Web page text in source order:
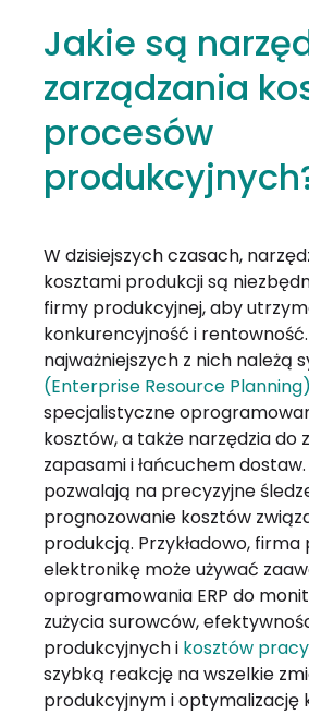
Jakie są
zarządzania
procesów
W dzisiejszych czasach,
kosztami produkcji są
firmy produkcyjnej, aby
konkurencyjność i
najważniejszych z nich należą
(Enterprise Resource Planning)
specjalistyczne
kosztów, a także narzędzia do
zapasami i łańcuchem
pozwalają na precyzyjne
prognozowanie kosztów
produkcją. Przykładowo,
elektronikę może używać
oprogramowania ERP do
zużycia surowców,
produkcyjnych i kosztów pracy
szybką reakcję na wszelkie
produkcyjnym i optymalizację